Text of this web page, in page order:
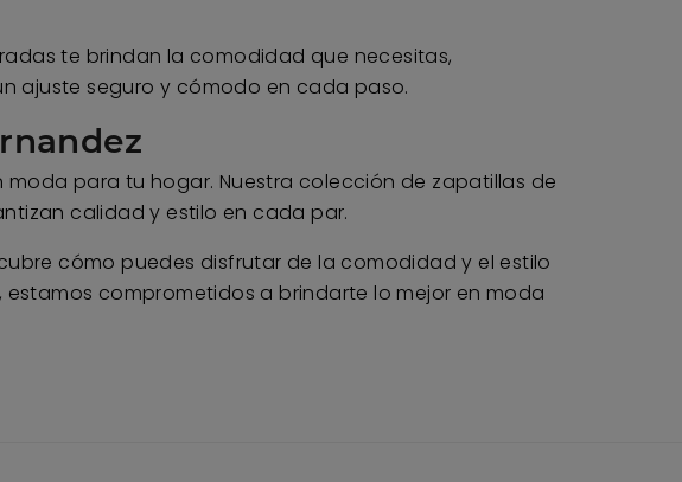
te brindan la comodidad que necesitas,
ajuste seguro y cómodo en cada paso.
para tu hogar. Nuestra colección de zapatillas de
calidad y estilo en cada par.
cómo puedes disfrutar de la comodidad y el estilo
comprometidos a brindarte lo mejor en moda